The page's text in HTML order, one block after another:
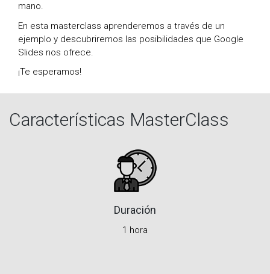
mano.
En esta masterclass aprenderemos a través de un
ejemplo y descubriremos las posibilidades que Google
Slides nos ofrece.
¡Te esperamos!
Características MasterClass
Duración
1 hora